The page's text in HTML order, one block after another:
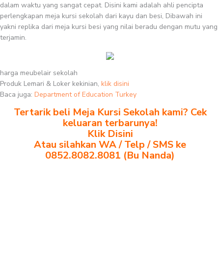
dalam waktu yang sangat cepat. Disini kami adalah ahli pencipta
perlengkapan meja kursi sekolah dari kayu dan besi, Dibawah ini
yakni replika dari meja kursi besi yang nilai beradu dengan mutu yang
terjamin.
harga meubelair sekolah
Produk Lemari & Loker kekinian, klik disini
Baca juga: Department of Education Turkey
Tertarik beli Meja Kursi Sekolah kami? Cek
keluaran terbarunya!
Klik Disini
Atau silahkan WA / Telp / SMS ke
0852.8082.8081 (Bu Nanda)